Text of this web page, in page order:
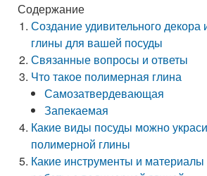
Содержание
Создание удивительного декора
глины для вашей посуды
Связанные вопросы и ответы
Что такое полимерная глина
Самозатвердевающая
Запекаемая
Какие виды посуды можно
полимерной глины
Какие инструменты и